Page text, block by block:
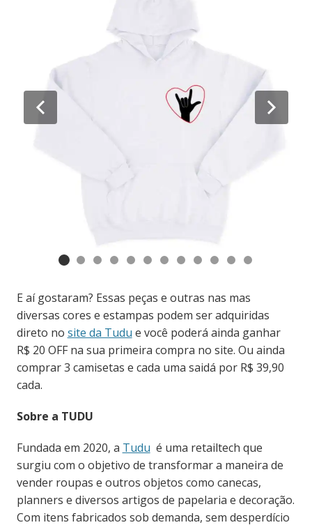
E aí gostaram? Essas peças e outras nas mas
diversas cores e estampas podem ser adquiridas
direto no site da Tudu e você poderá ainda ganhar
R$ 20 OFF na sua primeira compra no site. Ou ainda
comprar 3 camisetas e cada uma saidá por R$ 39,90
cada.
Sobre a TUDU
Fundada em 2020, a Tudu é uma retailtech que
surgiu com o objetivo de transformar a maneira de
vender roupas e outros objetos como canecas,
planners e diversos artigos de papelaria e decoração.
Com itens fabricados sob demanda, sem desperdício